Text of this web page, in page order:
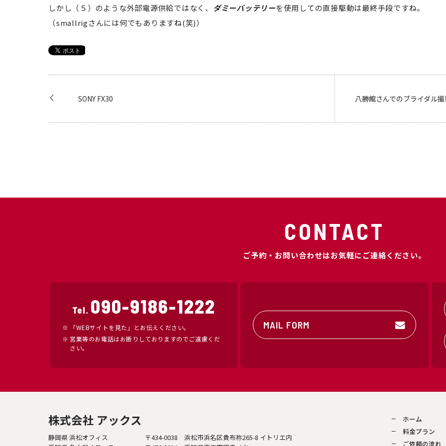
しかし（５）のような外部電源供給ではなく、 ダミーバッテリーを使用しての直接駆動は最終手段ですね。
（smallrigさんには何でもありますね(笑)）
SONY FX30 八勝館さんでのブライダル
CONTACT
ご予約・お問い合わせはお気軽にご連絡ください。
Tel. 090-9186-1222
「WEBサイトを見た」とお伝えください。
営業等のお電話はお断りしておりますのでご遠慮くだ
さい。
MAIL FORM
株式会社 アックス
静岡県 浜松オフィス
〒434-0038 浜松市浜名区貴布祢265-8 イトリエ内
ホーム
料金プラン
ご依頼の流れ